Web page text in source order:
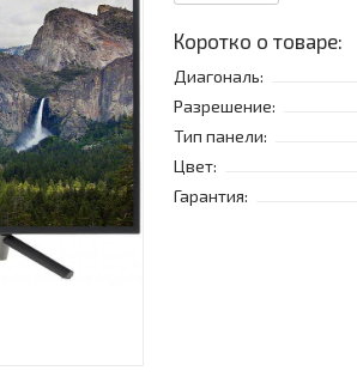
Коротко о товаре:
Диагональ:
Разрешение:
Тип панели:
Цвет:
Гарантия: